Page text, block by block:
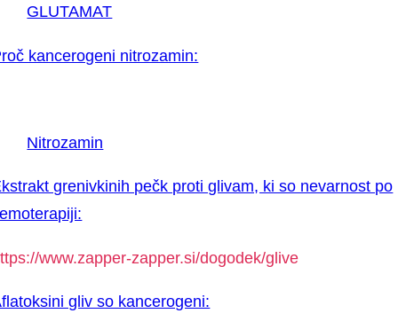
GLUTAMAT
kancerogeni nitrozamin:
Nitrozamin
grenivkinih pečk proti glivam, ki so nevarnost po
www.zapper-zapper.si/dogodek/glive
gliv so kancerogeni: